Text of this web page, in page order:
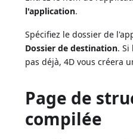
l'application.
Spécifiez le dossier de
Dossier de destination. Si
pas déjà, 4D vous créera
Page de
compilée